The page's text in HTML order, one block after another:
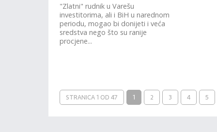
"Zlatni" rudnik u Varešu
investitorima, ali i BiH u narednom
periodu, mogao bi donijeti i veća
sredstva nego što su ranije
procjene...
STRANICA 1 OD 47 1 2 3 4 5